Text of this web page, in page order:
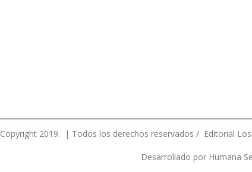
Copyright 2019. | Todos los derechos reservados / Editorial
Desarrollado por Humana